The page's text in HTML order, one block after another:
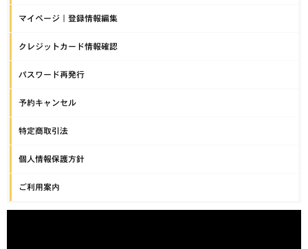
マイページ｜登録情報編集
クレジットカード情報確認
パスワード再発行
予約キャンセル
特定商取引法
個人情報保護方針
ご利用案内